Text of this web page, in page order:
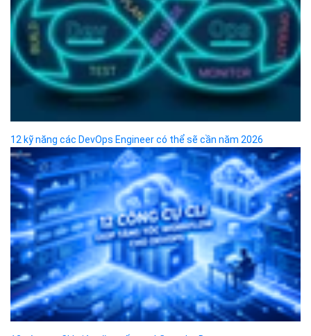
Địa chỉ:
Số 127 đường Võ Văn Tần, phường Xuân Hòa,
Thành phố Hồ Chí Minh.
Chi nhánh TP.Hải Phòng:
Địa chỉ:
310 Hai Bà Trưng, phường Lê Chân, TP. Hải
© 2014 Bizfly Cloud. All Rights Reserved
Điều khoản sử dụng
| Cam kết chất lượng dịch vụ - SLA